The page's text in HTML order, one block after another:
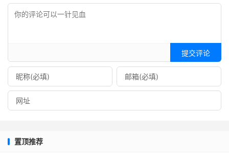
提交评论
置顶推荐